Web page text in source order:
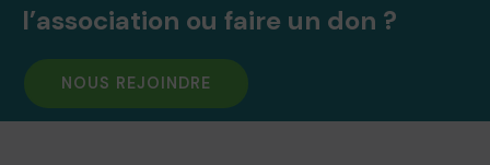
l’association ou faire un don ?
NOUS REJOINDRE